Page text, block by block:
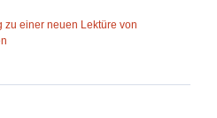
zu einer neuen Lektüre von